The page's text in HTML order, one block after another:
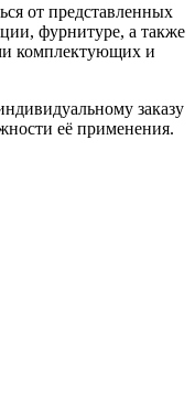
от представленных
фурнитуре, а также
комплектующих и
заказу
её применения.